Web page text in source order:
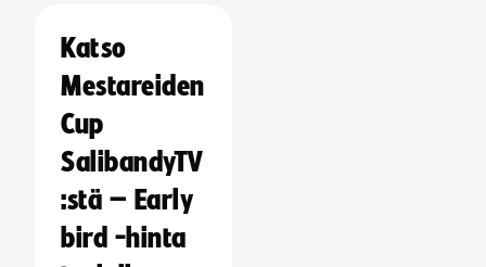
Katso
Mestareiden
Cup
SalibandyTV
:stä – Early
bird -hinta